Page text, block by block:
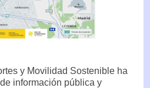
y Movilidad Sostenible ha
información pública y